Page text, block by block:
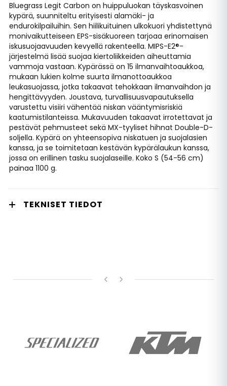
Bluegrass Legit Carbon on huippuluokan täyskasvoinen
kypärä, suunniteltu erityisesti alamäki- ja
endurokilpailuihin. Sen hiilikuituinen ulkokuori yhdistettynä
monivaikutteiseen EPS-sisäkuoreen tarjoaa erinomaisen
iskusuojaavuuden kevyellä rakenteella. MIPS-E2®-
järjestelmä lisää suojaa kiertoliikkeiden aiheuttamia
vammoja vastaan. Kypärässä on 15 ilmanvaihtoaukkoa,
mukaan lukien kolme suurta ilmanottoaukkoa
leukasuojassa, jotka takaavat tehokkaan ilmanvaihdon ja
hengittävyyden. Joustava, turvallisuusvapautuksella
varustettu visiiri vähentää niskan vääntymisriskiä
kaatumistilanteissa. Mukavuuden takaavat irrotettavat ja
pestävät pehmusteet sekä MX-tyyliset hihnat Double-D-
soljella. Kypärä on yhteensopiva niskatuen ja suojalasien
kanssa, ja se toimitetaan kestävän kypärälaukun kanssa,
jossa on erillinen tasku suojalaseille. Koko S (54-56 cm)
painaa 1100 g.
TEKNISET TIEDOT